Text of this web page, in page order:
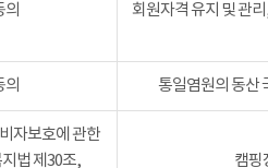
의
회원자격 유지 및 관
의 통일염원의 동산
자보호에 관한
법 제30조,
캠핑